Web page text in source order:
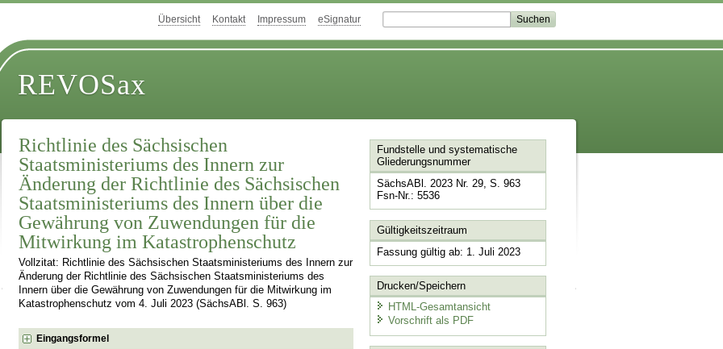
Übersicht Kontakt Impressum eSignatur
REVOSax
Richtlinie des Sächsischen
Staatsministeriums des Innern zur
Änderung der Richtlinie des Sächsischen
Staatsministeriums des Innern über die
Gewährung von Zuwendungen für die
Mitwirkung im Katastrophenschutz
Vollzitat: Richtlinie des Sächsischen Staatsministeriums des Innern zur
Änderung der Richtlinie des Sächsischen Staatsministeriums des
Innern über die Gewährung von Zuwendungen für die Mitwirkung im
Katastrophenschutz vom 4. Juli 2023 (SächsABl. S. 963)
Eingangsformel
Fundstelle und systematische
Gliederungsnummer
SächsABl. 2023 Nr. 29, S. 963
Fsn-Nr.: 5536
Gültigkeitszeitraum
Fassung gültig ab: 1. Juli 2023
Drucken/Speichern
HTML-Gesamtansicht
Vorschrift als PDF